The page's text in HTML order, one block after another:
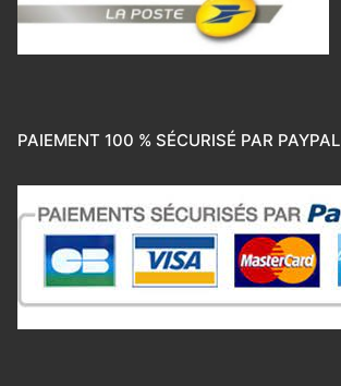
PAIEMENT 100 % SÉCURISÉ PAR PAYPAL